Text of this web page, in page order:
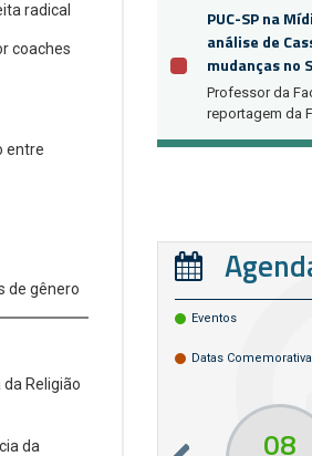
radical
coaches
entre
de gênero
Religião
da
PUC-SP na
análise de
mudanças no
Professor da
reportagem da
Eventos
Datas
08